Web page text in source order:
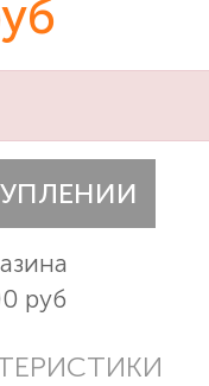
руб